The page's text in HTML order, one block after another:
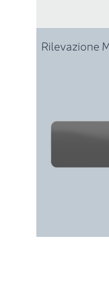
Rilevazione